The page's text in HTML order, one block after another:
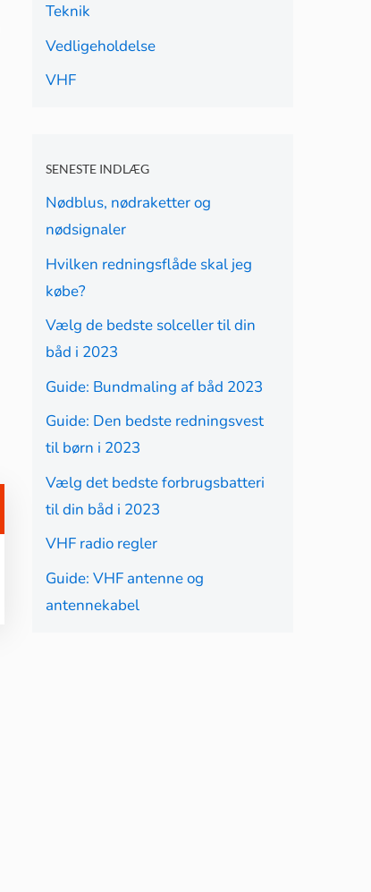
Teknik
Vedligeholdelse
VHF
SENESTE INDLÆG
Nødblus, nødraketter og
nødsignaler
Hvilken redningsflåde skal jeg
købe?
Vælg de bedste solceller til din
båd i 2023
Guide: Bundmaling af båd 2023
Guide: Den bedste redningsvest
til børn i 2023
Vælg det bedste forbrugsbatteri
til din båd i 2023
VHF radio regler
Guide: VHF antenne og
antennekabel